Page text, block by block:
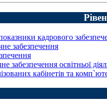
кадрового
забезпечення
забезпечення освітньої
кабінетів та